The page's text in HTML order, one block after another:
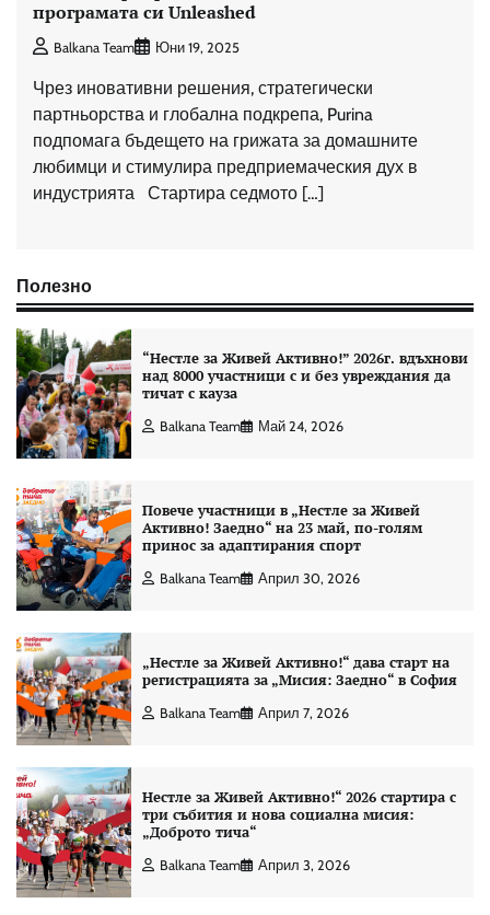
програмата си Unleashed
Balkana Team Юни 19, 2025
Чрез иновативни решения, стратегически
партньорства и глобална подкрепа, Purina
подпомага бъдещето на грижата за домашните
любимци и стимулира предприемаческия дух в
индустрията Стартира седмото […]
Полезно
“Нестле за Живей Aктивно!” 2026г. вдъхнови
над 8000 участници с и без увреждания да
тичат с кауза
Balkana Team Май 24, 2026
Повече участници в „Нестле за Живей
Активно! Заедно“ на 23 май, по-голям
принос за адаптирания спорт
Balkana Team Април 30, 2026
„Нестле за Живей Активно!“ дава старт на
регистрацията за „Мисия: Заедно“ в София
Balkana Team Април 7, 2026
Нестле за Живей Активно!“ 2026 стартира с
три събития и нова социална мисия:
„Доброто тича“
Balkana Team Април 3, 2026